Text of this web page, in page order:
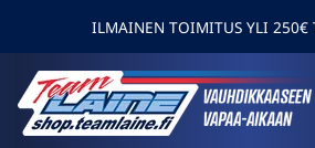
ILMAINEN TOIMITUS YLI 250€